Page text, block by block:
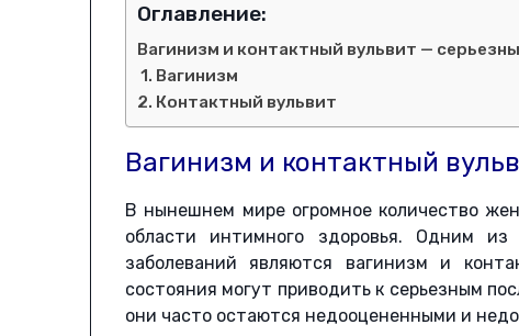
Оглавление:
Вагинизм и контактный вульвит —
1. Вагинизм
2. Контактный вульвит
Вагинизм и контактный
В нынешнем мире огромное количество
области интимного здоровья. Одним из
заболеваний являются вагинизм и
состояния могут приводить к серьезным
они часто остаются недооцененными и